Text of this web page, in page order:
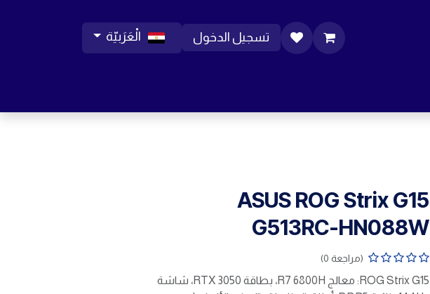
تسجيل الدخول الْعَرَبيّة
ASUS ROG Strix G15
G513RC-HN088W
(مراجعة 0)
ROG Strix G15: معالج R7 6800H، بطاقة RTX 3050، شاشة